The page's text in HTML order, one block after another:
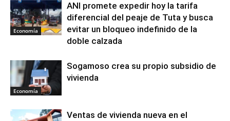
Economía
ANI promete expedir hoy la tarifa
diferencial del peaje de Tuta y busca
evitar un bloqueo indefinido de la
doble calzada
Economía
Sogamoso crea su propio subsidio de
vivienda
Ventas de vivienda nueva en el